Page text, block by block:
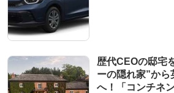
歴代CEOの邸宅
ーの隠れ家”か
へ！「コンチネ